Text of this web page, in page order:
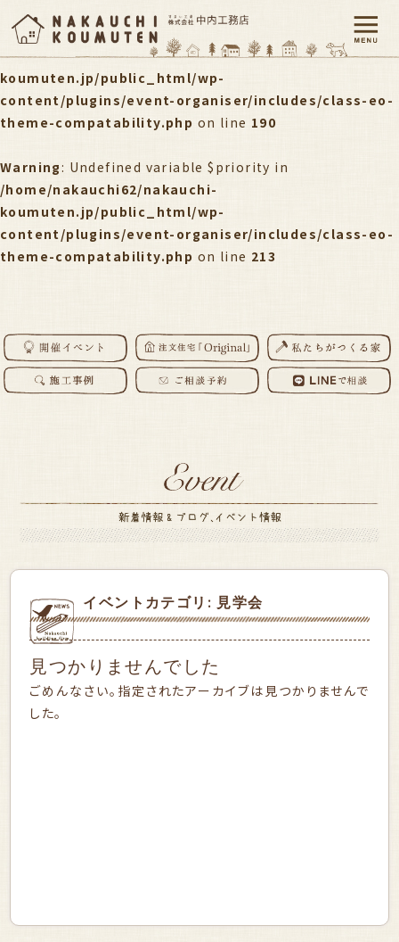
Warning : Undefined variable $priority in
/home/nakauchi62/nakauchi-
koumuten.jp/public_html/wp-
content/plugins/event-organiser/includes/class-eo-
theme-compatability.php on line 190
Warning: Undefined variable $priority in
/home/nakauchi62/nakauchi-
koumuten.jp/public_html/wp-
content/plugins/event-organiser/includes/class-eo-
theme-compatability.php on line 213
イベントカテゴリ: 見学会
見つかりませんでした
ごめんなさい。指定されたアーカイブは見つかりませんで
した。